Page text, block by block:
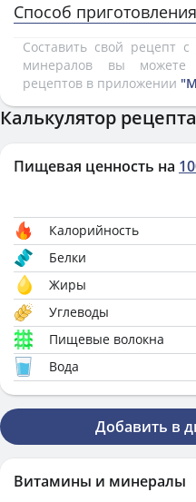
Способ приготовления
Составить свой рецепт
минералов вы можете
рецептов в приложении
Калькулятор рецепта
Пищевая ценность на
Калорийность
Белки
Жиры
Углеводы
Пищевые волокна
Вода
Добавить в
Витамины и минералы